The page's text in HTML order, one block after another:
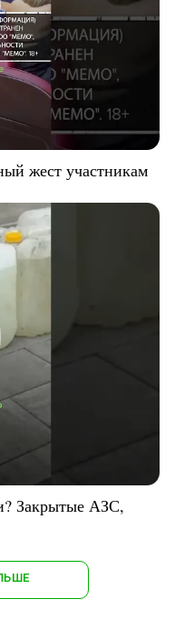
жест участникам
Закрытые АЗС,